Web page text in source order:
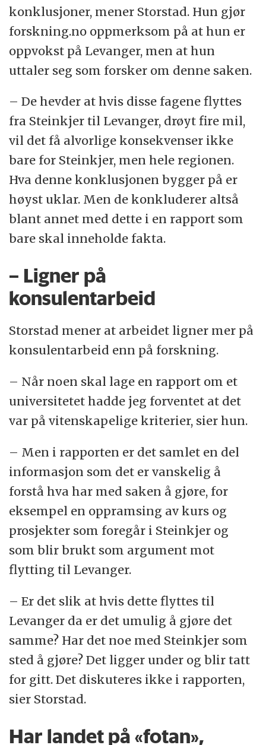
konklusjoner, mener Storstad. Hun gjør
forskning.no oppmerksom på at hun er
oppvokst på Levanger, men at hun
uttaler seg som forsker om denne saken.
– De hevder at hvis disse fagene flyttes
fra Steinkjer til Levanger, drøyt fire mil,
vil det få alvorlige konsekvenser ikke
bare for Steinkjer, men hele regionen.
Hva denne konklusjonen bygger på er
høyst uklar. Men de konkluderer altså
blant annet med dette i en rapport som
bare skal inneholde fakta.
– Ligner på
konsulentarbeid
Storstad mener at arbeidet ligner mer på
konsulentarbeid enn på forskning.
– Når noen skal lage en rapport om et
universitetet hadde jeg forventet at det
var på vitenskapelige kriterier, sier hun.
– Men i rapporten er det samlet en del
informasjon som det er vanskelig å
forstå hva har med saken å gjøre, for
eksempel en oppramsing av kurs og
prosjekter som foregår i Steinkjer og
som blir brukt som argument mot
flytting til Levanger.
– Er det slik at hvis dette flyttes til
Levanger da er det umulig å gjøre det
samme? Har det noe med Steinkjer som
sted å gjøre? Det ligger under og blir tatt
for gitt. Det diskuteres ikke i rapporten,
sier Storstad.
Har landet på «fotan»,